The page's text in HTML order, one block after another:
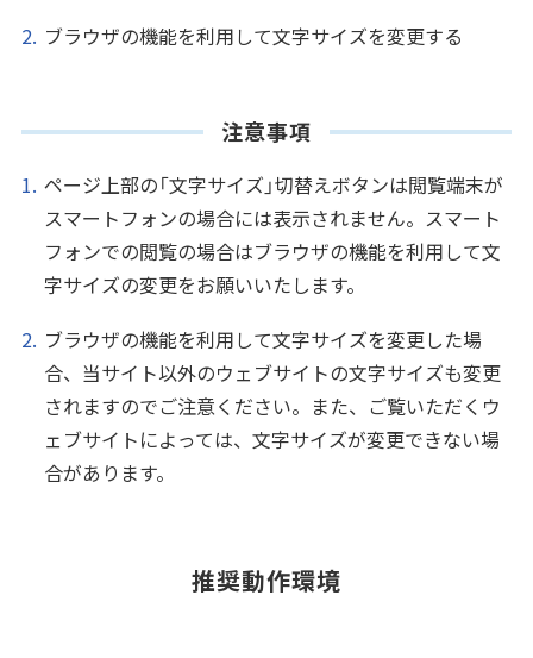
ブラウザの機能を利用して文字サイズを変更する
注意事項
ページ上部の「文字サイズ」切替えボタンは閲覧端末が
スマートフォンの場合には表示されません。スマート
フォンでの閲覧の場合はブラウザの機能を利用して文
字サイズの変更をお願いいたします。
ブラウザの機能を利用して文字サイズを変更した場
合、当サイト以外のウェブサイトの文字サイズも変更
されますのでご注意ください。また、ご覧いただくウ
ェブサイトによっては、文字サイズが変更できない場
合があります。
推奨動作環境